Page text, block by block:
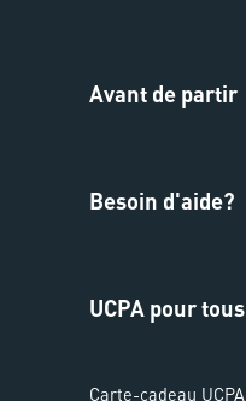
Avant de partir
Besoin d'aide?
UCPA pour tous
Carte-cadeau UCPA